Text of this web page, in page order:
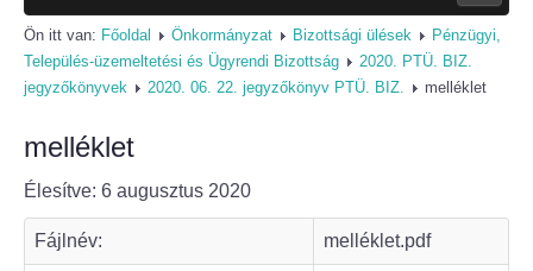
FŐOLDAL
Bölcske település
Ön itt van: Főoldal Önkormányzat Bizottsági ülések
Pénzügyi,
Település-üzemeltetési és Ügyrendi Bizottság
2020. PTÜ. BIZ.
jegyzőkönyvek
2020. 06. 22. jegyzőkönyv PTÜ. BIZ. melléklet
melléklet
Élesítve: 6 augusztus 2020
Fájlnév: melléklet.pdf